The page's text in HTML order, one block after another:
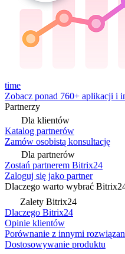
time
Zobacz ponad 760+ aplikacji i
Partnerzy
Dla klientów
Katalog partnerów
Zamów osobistą konsultację
Dla partnerów
Zostań partnerem Bitrix24
Zaloguj się jako partner
Dlaczego warto wybrać
Zalety Bitrix24
Dlaczego Bitrix24
Opinie klientów
Porównanie z innymi
Dostosowywanie produktu